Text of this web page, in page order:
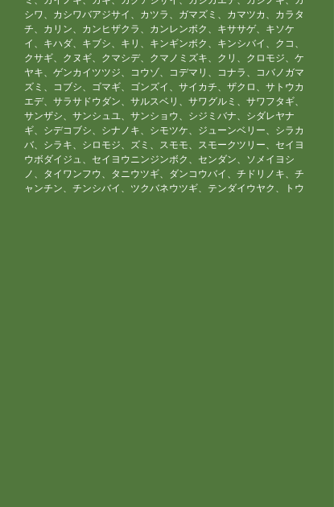
シワ、カシワバアジサイ、カツラ、ガマズミ、カマツカ、カラタ
チ、カリン、カンヒザクラ、カンレンボク、キササゲ、キソケ
イ、キハダ、キブシ、キリ、キンギンボク、キンシバイ、クコ、
クサギ、クヌギ、クマシデ、クマノミズキ、クリ、クロモジ、ケ
ヤキ、ゲンカイツツジ、コウゾ、コデマリ、コナラ、コバノガマ
ズミ、コブシ、ゴマギ、ゴンズイ、サイカチ、ザクロ、サトウカ
エデ、サラサドウダン、サルスベリ、サワグルミ、サワフタギ、
サンザシ、サンシュユ、サンショウ、シジミバナ、シダレヤナ
ギ、シデコブシ、シナノキ、シモツケ、ジューンベリー、シラカ
バ、シラキ、シロモジ、ズミ、スモモ、スモークツリー、セイヨ
ウボダイジュ、セイヨウニンジンボク、センダン、ソメイヨシ
ノ、タイワンフウ、タニウツギ、ダンコウバイ、チドリノキ、チ
ャンチン、チンシバイ、ツクバネウツギ、テンダイウヤク、トウ